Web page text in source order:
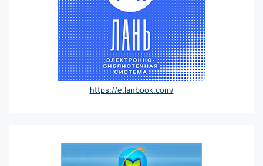
https://e.lanbook.com/